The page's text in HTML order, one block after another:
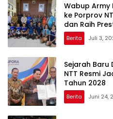
Wabup Army
ke Porprov
dan Raih
Berita Juli 3,
Sejarah Baru
NTT Resmi
Tahun 2028
Berita Juni 24,